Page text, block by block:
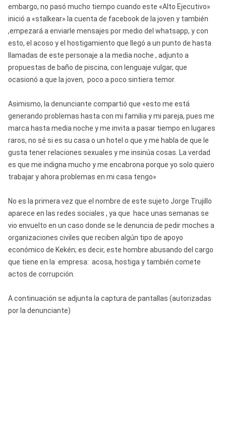
embargo, no pasó mucho tiempo cuando este «Alto Ejecutivo»
inició a «stalkear» la cuenta de facebook de la joven y también
,empezará a enviarle mensajes por medio del whatsapp, y con
esto, el acoso y el hostigamiento que llegó a un punto de hasta
llamadas de este personaje a la media noche , adjunto a
propuestas de baño de piscina, con lenguaje vulgar, que
ocasionó a que la joven, poco a poco sintiera temor.
Asimismo, la denunciante compartió que «esto me está
generando problemas hasta con mi familia y mi pareja, pues me
marca hasta media noche y me invita a pasar tiempo en lugares
raros, no sé si es su casa o un hotel o que y me habla de que le
gusta tener relaciones sexuales y me insinúa cosas. La verdad
es que me indigna mucho y me encabrona porque yo solo quiero
trabajar y ahora problemas en mi casa tengo»
No es la primera vez que el nombre de este sujeto Jorge Trujillo
aparece en las redes sociales , ya que hace unas semanas se
vio envuelto en un caso donde se le denuncia de pedir moches a
organizaciones civiles que reciben algún tipo de apoyo
económico de Kekén; es decir, este hombre abusando del cargo
que tiene en la empresa: acosa, hostiga y también comete
actos de corrupción.
A continuación se adjunta la captura de pantallas (autorizadas
por la denunciante)